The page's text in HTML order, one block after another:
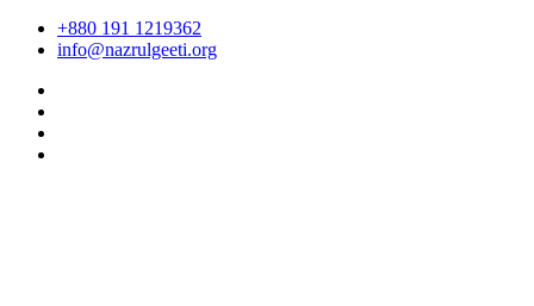
+880 191 1219362
info@nazrulgeeti.org